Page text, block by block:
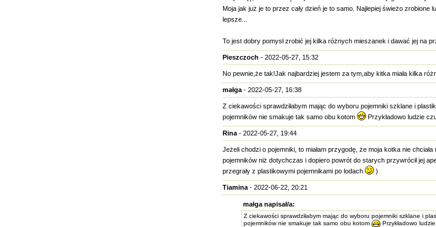
Moja jak już je to przez cały dzień je to samo. Najlepiej świeżo zrobione
lepsze...
To jest dobry pomysł zrobić jej kilka różnych mieszanek i dawać jej na
Pieszczoch - 2022-05-27, 15:32
No pewnie,że tak!Jak najbardziej jestem za tym,aby kitka miała kilka
małga- 2022-05-27, 16:38
Z ciekawości sprawdziłabym mając do wyboru pojemniki szklane i
pojemników nie smakuje tak samo obu kotom
Przykładowo ludzie
Rina- 2022-05-27, 19:44
Jeżeli chodzi o pojemniki, to miałam przygodę, że moja kotka nie
pojemników niż dotychczas i dopiero powrót do starych przywrócił jej
przegrały z plastikowymi pojemnikami po lodach
)
Tiamina- 2022-06-22, 20:21
małga napisał/a:
Z ciekawości sprawdziłabym mając do wyboru pojemniki szklane i
pojemników nie smakuje tak samo obu kotom
Przykładowo